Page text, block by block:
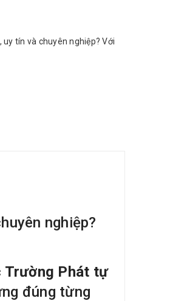
tín và chuyên nghiệp? Với
nghiệp?
Trường Phát tự
đúng từng